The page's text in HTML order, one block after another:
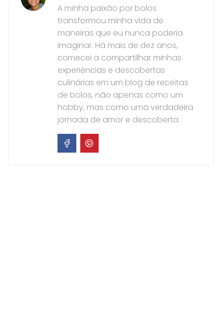
A minha paixão por bolos
transformou minha vida de
maneiras que eu nunca poderia
imaginar. Há mais de dez anos,
comecei a compartilhar minhas
experiências e descobertas
culinárias em um blog de receitas
de bolos, não apenas como um
hobby, mas como uma verdadeira
jornada de amor e descoberta.